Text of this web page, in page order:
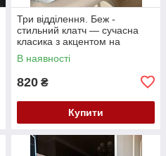
Три відділення. Беж -
стильний клатч — сучасна
класика з акцентом на
комфорт, стиль і практичність
(0574)
В наявності
820 ₴
Купити